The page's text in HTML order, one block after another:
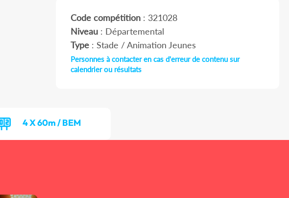
Code compétition: 321028
Niveau: Départemental
Type: Stade / Animation Jeunes
Personnes à contacter en cas d'erreur de contenu sur
calendrier ou résultats
4 X 60m / BEM